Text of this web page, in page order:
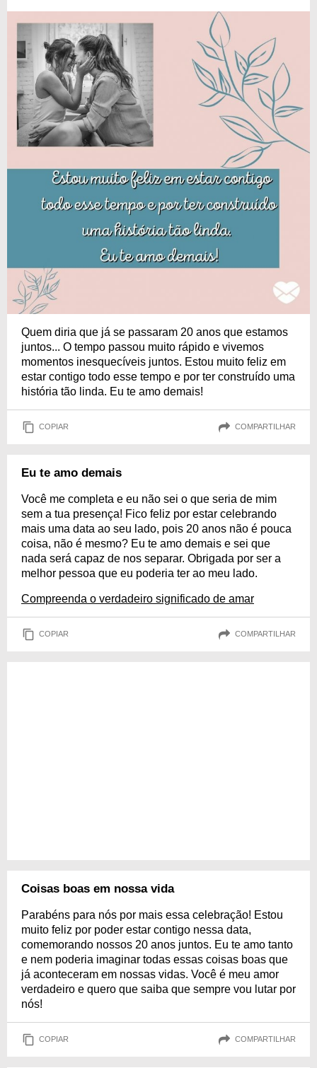
Quem diria que já se passaram 20 anos que estamos
juntos... O tempo passou muito rápido e vivemos
momentos inesquecíveis juntos. Estou muito feliz em
estar contigo todo esse tempo e por ter construído uma
história tão linda. Eu te amo demais!
COPIAR COMPARTILHAR
Eu te amo demais
Você me completa e eu não sei o que seria de mim
sem a tua presença! Fico feliz por estar celebrando
mais uma data ao seu lado, pois 20 anos não é pouca
coisa, não é mesmo? Eu te amo demais e sei que
nada será capaz de nos separar. Obrigada por ser a
melhor pessoa que eu poderia ter ao meu lado.
Compreenda o verdadeiro significado de amar
COPIAR COMPARTILHAR
Coisas boas em nossa vida
Parabéns para nós por mais essa celebração! Estou
muito feliz por poder estar contigo nessa data,
comemorando nossos 20 anos juntos. Eu te amo tanto
e nem poderia imaginar todas essas coisas boas que
já aconteceram em nossas vidas. Você é meu amor
verdadeiro e quero que saiba que sempre vou lutar por
nós!
COPIAR COMPARTILHAR